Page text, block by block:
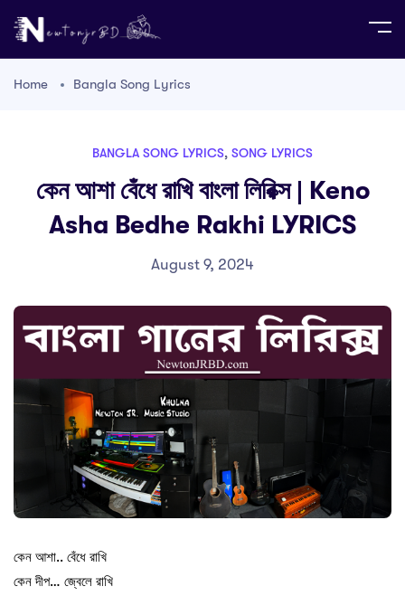
Home Bangla Song Lyrics
BANGLA SONG LYRICS, SONG LYRICS
কেন আশা বেঁধে রাখি বাংলা লিরিক্স | Keno
Asha Bedhe Rakhi LYRICS
August 9, 2024
কেন আশা.. বেঁধে রাখি
কেন দীপ… জ্বেলে রাখি